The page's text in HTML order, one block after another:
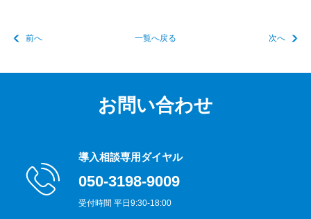
前へ 一覧へ戻る 次へ
お問い合わせ
導入相談専用ダイヤル
050-3198-9009
受付時間 平日9:30-18:00